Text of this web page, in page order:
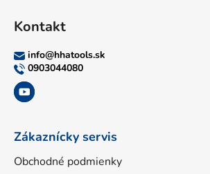
Kontakt
info@hhatools.sk
0903044080
Zákaznícky servis
Obchodné podmienky